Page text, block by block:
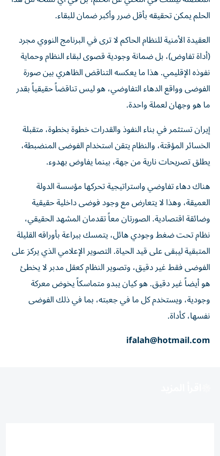
الحلم يمكن تحقيقه بأقل ضرر وأكبر ضمان للبقاء.
العقيدة الأمنية للنظام الحاكم لا ترى في البرنامج النووي مجرد
(أداة تفاوض)، بل ضمانة وجودية قصوى لبقاء النظام وحماية
نفوذه الإقليمي. هذا ما يعكسه التناقض الظاهري بين صورة
الفوضى وواقع الدهاء التفاوضي، هو ليس تناقضاً حقيقياً بقدر
ما هو وجهان لعملة واحدة.
إيران تستثمر في بناء النفوذ والقدرات خطوة بخطوة، متقبلة
الخسائر المؤقتة، والنظام يتقن استخدام الفوضى المنضبطة،
يطلق تصريحات نارية من جهة، بينما يفاوض بهدوء.
هناك دهاء تفاوضي واستراتيجية تحركها مؤسسة الدولة
العميقة، وهذا لا يتعارض مع وجود فوضى داخلية حقيقية
وضائقة اقتصادية. الصورتان معاً تقدمان المشهد الحقيقي،
نظام تحت ضغط وجودي هائل، يتمسك ببراعة بأوراقه القليلة
المتبقية ليبقى على قيد الحياة. التصوير الإعلامي الذي يركز على
الفوضى فقط غير دقيق، وتصوير النظام كعقل مدبر لا يخطئ
هو أيضاً غير دقيق. هو كيان يبدو متماسكاً يخوض معركة
وجودية، ويستخدم كل ما في جعبته، بما في ذلك الفوضى
نفسها، كأداة.
ifalah@hotmail.com